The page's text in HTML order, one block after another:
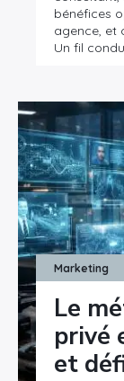
bénéfices
agence, et
Un fil
Marketing
Le
privé
et